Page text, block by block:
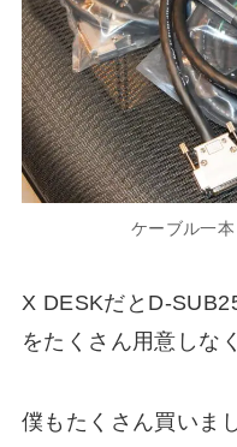
ケーブル一
X DESKだとD-
をたくさん用意しな
僕もたくさん買いま